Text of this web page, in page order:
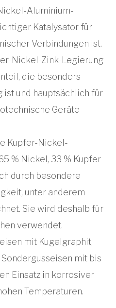
Aluminium-
Katalysator für
Verbindungen ist.
Nickel-Zink-Legierung
die besonders
ist und hauptsächlich für
Geräte
Kupfer-Nickel-
% Nickel, 33 % Kupfer
durch besondere
unter anderem
Sie wird deshalb für
verwendet.
mit Kugelgraphit,
mit bis
Einsatz in korrosiver
Temperaturen.